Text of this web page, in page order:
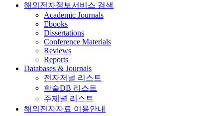
해외전자정보서비스 검색
Academic Journals
Ebooks
Dissertations
Conference Materials
Reviews
Reports
Databases & Journals
전자저널 리스트
학술DB 리스트
주제별 리스트
해외전자자료 이용안내